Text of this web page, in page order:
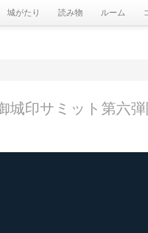
城がたり 読み物 ルーム
城印サミット第六